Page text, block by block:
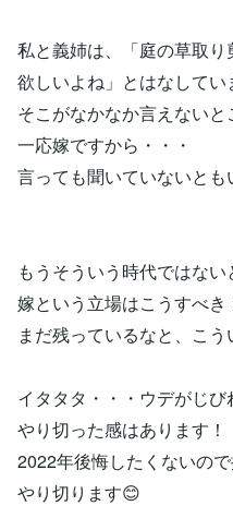
私と義姉は、「庭の草取
欲しいよね」とはなしてい
そこがなかなか言えない
一応嫁ですから・・・
言っても聞いていないとも
もうそういう時代ではな
嫁という立場はこうすべき
まだ残っているなと、こう
イタタタ・・・ウデがじび
やり切った感はあります！
2022年後悔したくないの
やり切ります😊